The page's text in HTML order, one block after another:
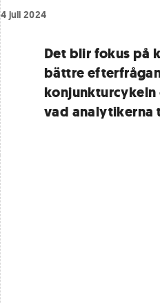
4 juli 2024
Det blir fokus på
bättre
konjunkturcykeln
vad analytikerna